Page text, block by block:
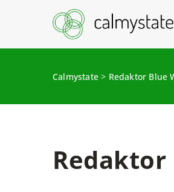
Calmystate > Redaktor Blue
Redaktor